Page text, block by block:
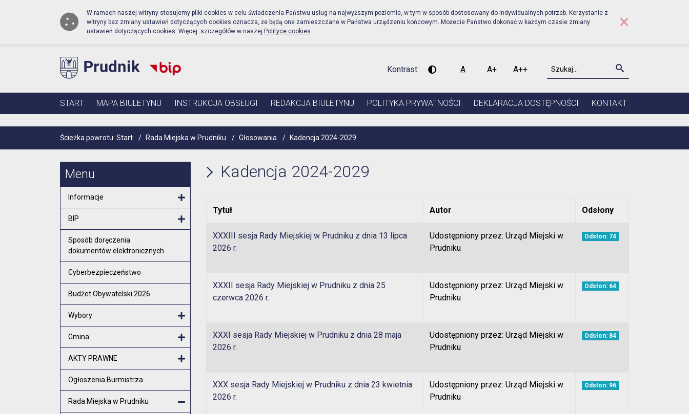
Biuletyn Informacji Publicznej Urząd Miejski w Prudniku - Kadencja 2024-
Przejdź do menu głównego
Przejdź do głównej zawartościW ramach naszej witryny stosujemy pliki cookies w celu świadczenia Państwu usług na najwyższym poziomie, w tym w sposób dostosowany do indywidualnych potrzeb. Korzystanie z
witryny bez zmiany ustawień dotyczących cookies oznacza, że będą one zamieszczane w Państwa urządzeniu końcowym. Możecie Państwo dokonać w każdym czasie zmiany
ustawień dotyczących cookies. Więcej szczegółów w naszej Polityce cookies. ×
Kontrast:
Wysoki kontrast
A
Czcionka domyślna
A+
Czcionka średnia
A++
Czcionka duża
Szukaj Szukaj
Menu główne
START MAPA BIULETYNU INSTRUKCJA OBSŁUGI REDAKCJA BIULETYNU POLITYKA PRYWATNOŚCI DEKLARACJA DOSTĘPNOŚCI KONTAKT
Ścieżka powrotu: Start / Rada Miejska w Prudniku / Głosowania / Kadencja 2024-2029
Menu
Informacje
Otwórz menu
BIP
Otwórz menu
Sposób doręczenia
dokumentów elektronicznych
Cyberbezpieczeństwo
Budżet Obywatelski 2026
Wybory
Otwórz menu
Gmina
AKTY PRAWNE
Ogłoszenia Burmistrza
Rada Miejska w Prudniku
Kadencja 2024-2029
Tytuł Autor Odsłony
XXXIII sesja Rady Miejskiej w Prudniku z dnia 13 lipca
2026 r.
Udostępniony przez: Urząd Miejski w
Prudniku
Odsłon: 74
XXXII sesja Rady Miejskiej w Prudniku z dnia 25
czerwca 2026 r.
Udostępniony przez: Urząd Miejski w
Prudniku
Odsłon: 64
XXXI sesja Rady Miejskiej w Prudniku z dnia 28 maja
2026 r.
Udostępniony przez: Urząd Miejski w
Prudniku
Odsłon: 84
XXX sesja Rady Miejskiej w Prudniku z dnia 23 kwietnia
2026 r.
Udostępniony przez: Urząd Miejski w
Prudniku
Odsłon: 96